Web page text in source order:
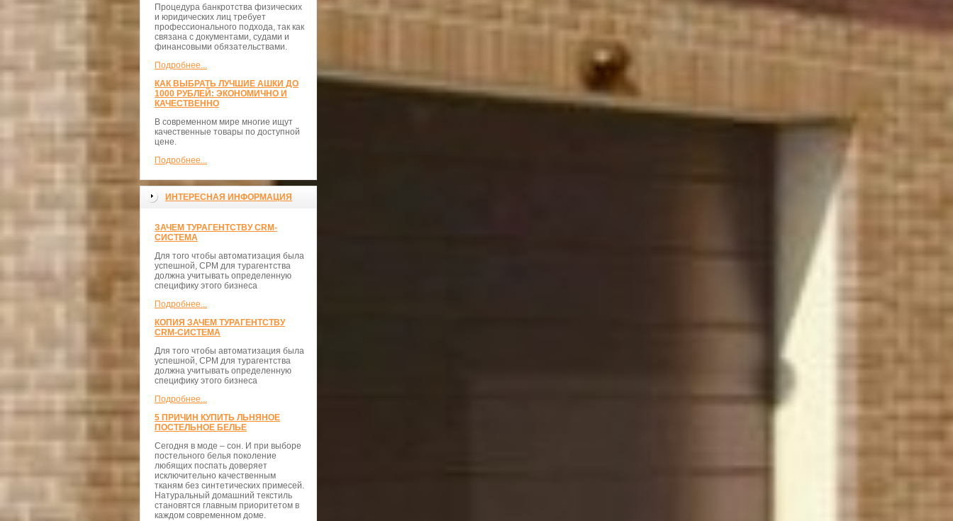
Процедура банкротства физических
и юридических лиц требует
профессионального подхода, так как
связана с документами, судами и
финансовыми обязательствами.
Подробнее...
КАК ВЫБРАТЬ ЛУЧШИЕ АШКИ ДО
1000 РУБЛЕЙ: ЭКОНОМИЧНО И
КАЧЕСТВЕННО
В современном мире многие ищут
качественные товары по доступной
цене.
Подробнее...
ИНТЕРЕСНАЯ ИНФОРМАЦИЯ
ЗАЧЕМ ТУРАГЕНТСТВУ CRM-
СИСТЕМА
Для того чтобы автоматизация была
успешной, СРМ для турагентства
должна учитывать определенную
специфику этого бизнеса
Подробнее...
КОПИЯ ЗАЧЕМ ТУРАГЕНТСТВУ
CRM-СИСТЕМА
Для того чтобы автоматизация была
успешной, СРМ для турагентства
должна учитывать определенную
специфику этого бизнеса
Подробнее...
5 ПРИЧИН КУПИТЬ ЛЬНЯНОЕ
ПОСТЕЛЬНОЕ БЕЛЬЕ
Сегодня в моде – сон. И при выборе
постельного белья поколение
любящих поспать доверяет
исключительно качественным
тканям без синтетических примесей.
Натуральный домашний текстиль
становятся главным приоритетом в
каждом современном доме.